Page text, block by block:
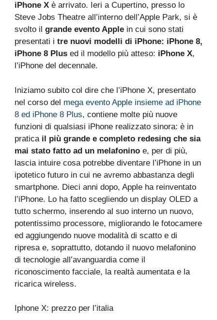
iPhone X è arrivato. Ieri a Cupertino, presso lo
Steve Jobs Theatre all’interno dell’Apple Park, si è
svolto il grande evento Apple in cui sono stati
presentati i tre nuovi modelli di iPhone: iPhone 8,
iPhone 8 Plus ed il modello più atteso: iPhone X,
l’iPhone del decennale.
Iniziamo subito col dire che l’iPhone X, presentato
nel corso del mega evento Apple insieme ad iPhone
8 ed iPhone 8 Plus, contiene molte più nuove
funzioni di qualsiasi iPhone realizzato sinora: è in
pratica il più grande e completo redesing che sia
mai stato fatto ad un melafonino e, per di più,
lascia intuire cosa potrebbe diventare l’iPhone in un
ipotetico futuro in cui ne avremo abbastanza degli
smartphone. Dieci anni dopo, Apple ha reinventato
l’iPhone. Lo ha fatto scegliendo un display OLED a
tutto schermo, inserendo al suo interno un nuovo,
potentissimo processore, migliorando le fotocamere
ed aggiungendo nuove modalità di scatto e di
ripresa e, soprattutto, dotando il nuovo melafonino
di tecnologie all’avanguardia come il
riconoscimento facciale, la realtà aumentata e la
ricarica wireless.
Iphone X: prezzo per l’italia